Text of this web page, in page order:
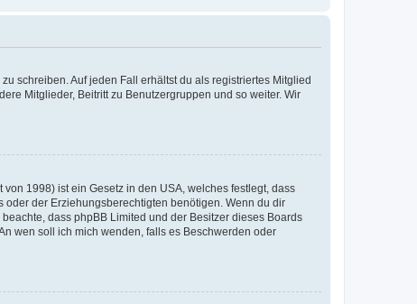
schreiben. Auf jeden Fall erhältst du als registriertes Mitglied
Mitglieder, Beitritt zu Benutzergruppen und so weiter. Wir
1998) ist ein Gesetz in den USA, welches festlegt, dass
der Erziehungsberechtigten benötigen. Wenn du dir
dass phpBB Limited und der Besitzer dieses Boards
wen soll ich mich wenden, falls es Beschwerden oder